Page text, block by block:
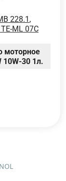
228.1 ,
ML 07C
моторное
10W-30 1л.